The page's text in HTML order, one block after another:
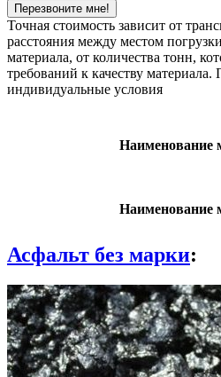
Перезвоните мне!
Точная стоимость зависит от
расстояния между местом
материала, от количества тонн,
требований к качеству материала.
индивидуальные условия
Наименование
Наименование
Асфальт без марки: